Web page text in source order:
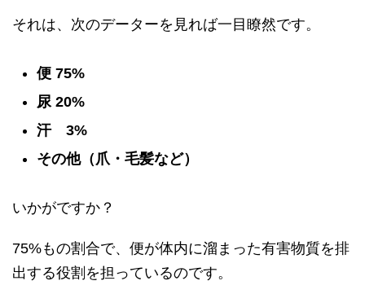
それは、次のデーターを見れば一目瞭然です。
便 75%
尿 20%
汗 3%
その他（爪・毛髪など）
いかがですか？
75%もの割合で、便が体内に溜まった有害物質を排
出する役割を担っているのです。